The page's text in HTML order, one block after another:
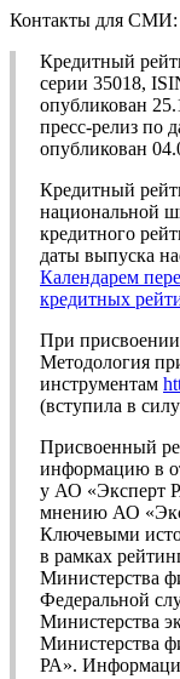
Контакты для СМИ:
Кредитный
серии 35018,
опубликован
пресс-релиз по
опубликован
Кредитный
национальной
кредитного
даты выпуска
Календарем
кредитных
При присвоении
Методология
инструментам
(вступила в
Присвоенный
информацию в
у АО «Эксперт
мнению АО
Ключевыми
в рамках
Министерства
Федеральной
Министерства
Министерства
РА».